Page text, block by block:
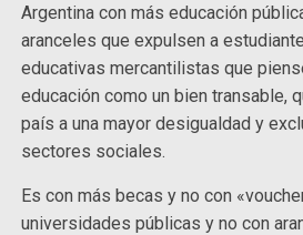
Argentina con más educación
aranceles que expulsen a
educativas mercantilistas que
educación como un bien transable,
país a una mayor desigualdad y
sectores sociales.
Es con más becas y no con
universidades públicas y no con